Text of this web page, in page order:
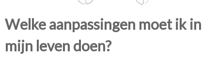
Welke aanpassingen moet ik in
mijn leven doen?